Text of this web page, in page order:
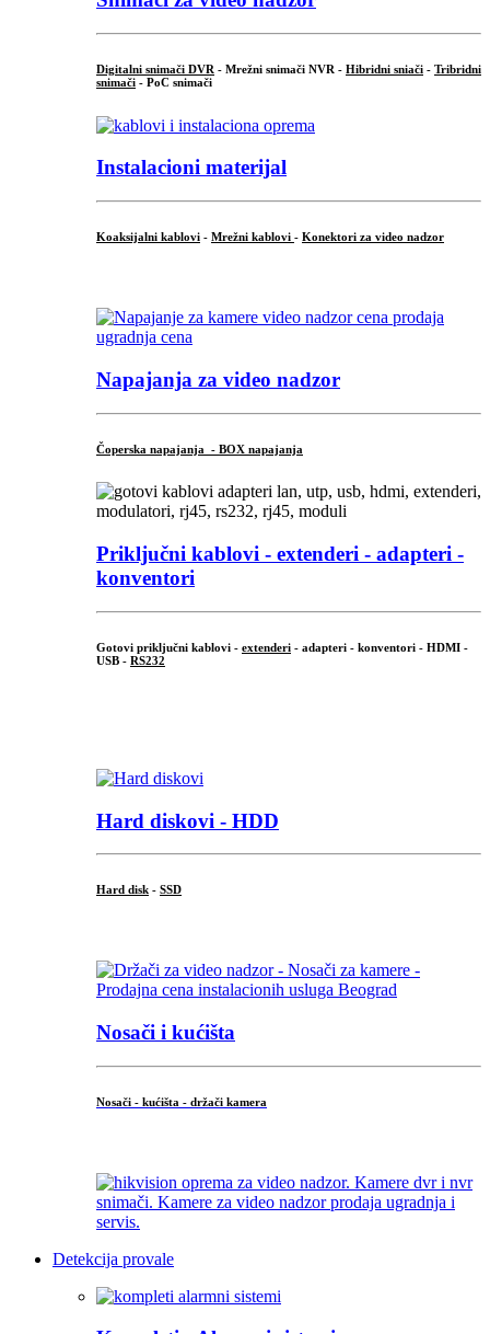
Digitalni snimači DVR - Mrežni snimači NVR - Hibridni sniači - Tribridni
snimači - PoC snimači
Instalacioni materijal
Koaksijalni kablovi - Mrežni kablovi - Konektori za video nadzor
Napajanja za video nadzor
Čoperska napajanja - BOX napajanja
Priključni kablovi - extenderi - adapteri -
konventori
Gotovi priključni kablovi - extenderi - adapteri - konventori - HDMI -
USB - RS232
Hard diskovi - HDD
Hard disk - SSD
Nosači i kućišta
Nosači - kućišta - držači kamera
Detekcija provale